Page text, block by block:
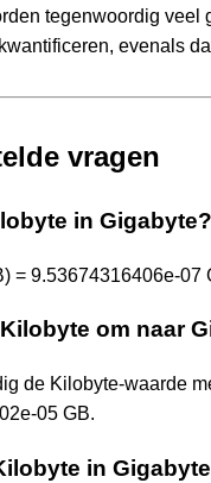
tegenwoordig veel
evenals
vragen
in Gigabyte?
= 9.53674316406e-07
om naar
de Kilobyte-waarde
05 GB.
in